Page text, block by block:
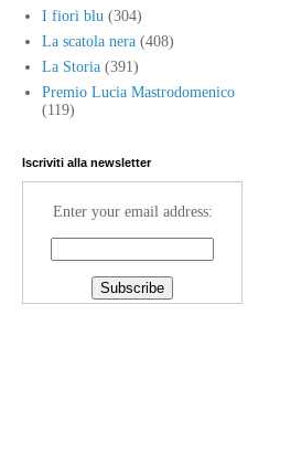
I fiori blu (304)
La scatola nera (408)
La Storia (391)
Premio Lucia Mastrodomenico
(119)
Iscriviti alla newsletter
Enter your email address: